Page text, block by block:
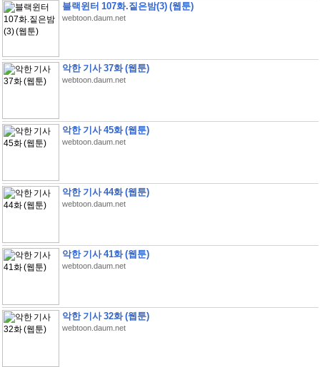
블랙윈터 107화.짙은밤(3) (웹툰)
webtoon.daum.net
악한 기사 37화 (웹툰)
webtoon.daum.net
악한 기사 45화 (웹툰)
webtoon.daum.net
악한 기사 44화 (웹툰)
webtoon.daum.net
악한 기사 41화 (웹툰)
webtoon.daum.net
악한 기사 32화 (웹툰)
webtoon.daum.net